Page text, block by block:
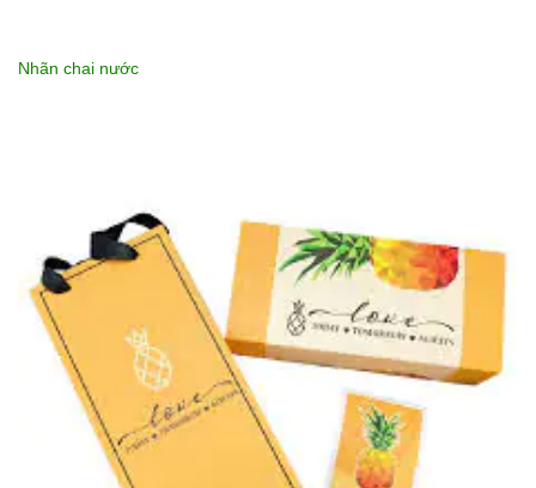
Nhãn chai nước